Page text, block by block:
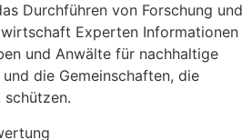
Durchführen von Forschung und
Experten Informationen
und Anwälte für nachhaltige
die Gemeinschaften, die